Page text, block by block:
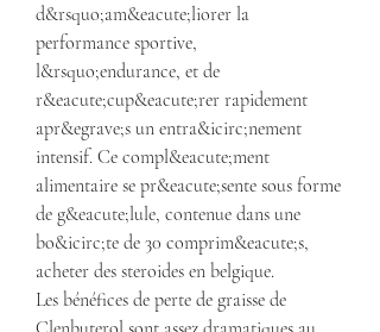
d&rsquo;am&eacute;liorer la
performance sportive,
l&rsquo;endurance, et de
r&eacute;cup&eacute;rer rapidement
apr&egrave;s un entra&icirc;nement
intensif. Ce compl&eacute;ment
alimentaire se pr&eacute;sente sous forme
de g&eacute;lule, contenue dans une
bo&icirc;te de 30 comprim&eacute;s,
acheter des steroides en belgique.
Les bénéfices de perte de graisse de